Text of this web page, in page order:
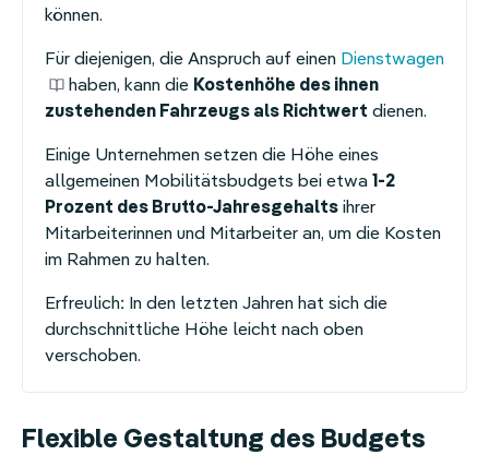
können.
Für diejenigen, die Anspruch auf einen Dienstwagen
haben, kann die Kostenhöhe des ihnen
zustehenden Fahrzeugs als Richtwert dienen.
Einige Unternehmen setzen die Höhe eines
allgemeinen Mobilitätsbudgets bei etwa 1-2
Prozent des Brutto-Jahresgehalts ihrer
Mitarbeiterinnen und Mitarbeiter an, um die Kosten
im Rahmen zu halten.
Erfreulich: In den letzten Jahren hat sich die
durchschnittliche Höhe leicht nach oben
verschoben.
Flexible Gestaltung des Budgets